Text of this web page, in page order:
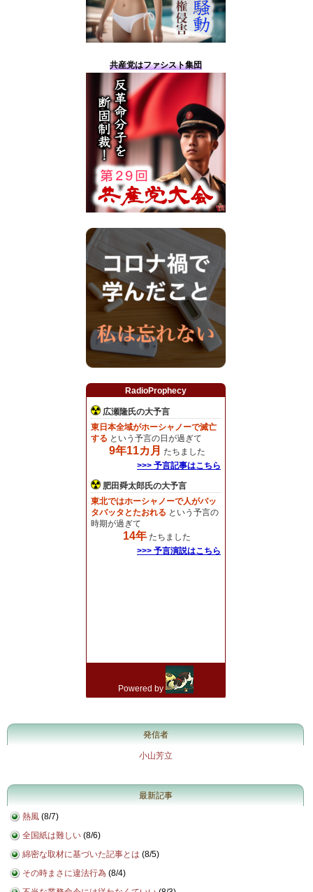
水着撮影会が共産党の申し入れにより中止に
水着撮影会に共産党が圧力
共産党はファシスト集団
発信者
小山芳立
最新記事
熱風 (8/7)
全国紙は難しい (8/6)
綿密な取材に基づいた記事とは (8/5)
その時まさに違法行為 (8/4)